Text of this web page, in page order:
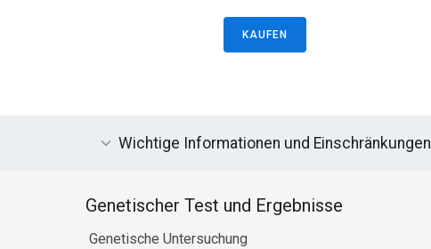
KAUFEN
Wichtige Informationen und Einschränkungen
Genetischer Test und Ergebnisse
Genetische Untersuchung